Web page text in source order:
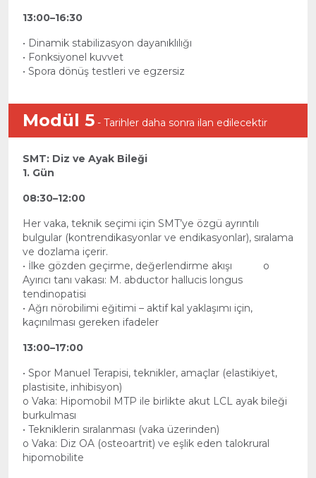
13:00–16:30
• Dinamik stabilizasyon dayanıklılığı
• Fonksiyonel kuvvet
• Spora dönüş testleri ve egzersiz
Modül 5 - Tarihler daha sonra ilan edilecektir
SMT: Diz ve Ayak Bileği
1. Gün
08:30–12:00
Her vaka, teknik seçimi için SMT’ye özgü ayrıntılı
bulgular (kontrendikasyonlar ve endikasyonlar), sıralama
ve dozlama içerir.
• İlke gözden geçirme, değerlendirme akışı o
Ayırıcı tanı vakası: M. abductor hallucis longus
tendinopatisi
• Ağrı nörobilimi eğitimi – aktif kal yaklaşımı için,
kaçınılması gereken ifadeler
13:00–17:00
• Spor Manuel Terapisi, teknikler, amaçlar (elastikiyet,
plastisite, inhibisyon)
o Vaka: Hipomobil MTP ile birlikte akut LCL ayak bileği
burkulması
• Tekniklerin sıralanması (vaka üzerinden)
o Vaka: Diz OA (osteoartrit) ve eşlik eden talokrural
hipomobilite